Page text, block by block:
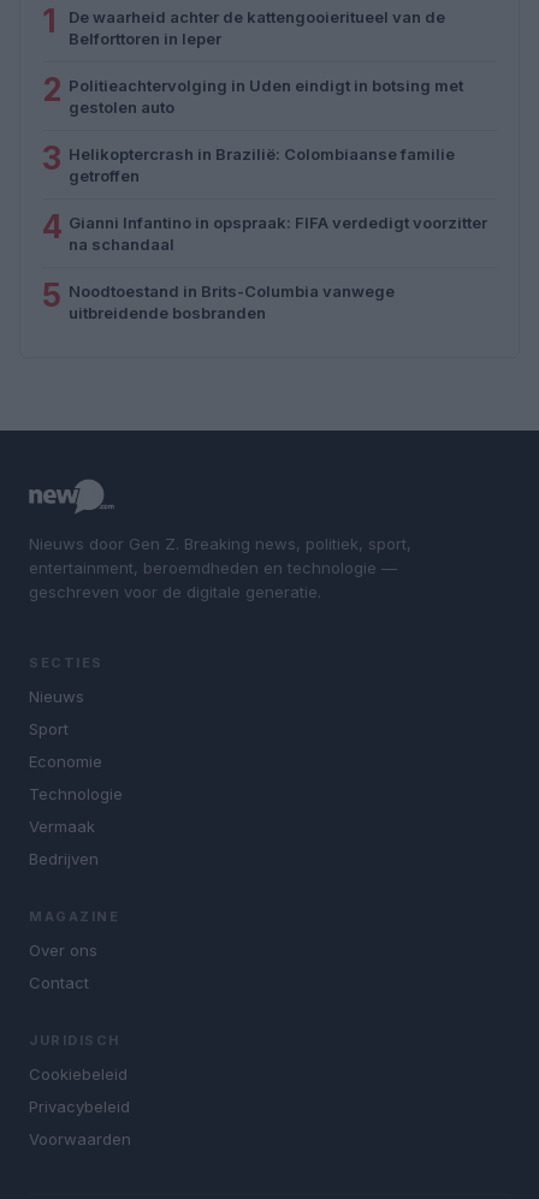
1
De waarheid achter de kattengooieritueel van de
Belforttoren in Ieper
2 Politieachtervolging in Uden eindigt in botsing met
gestolen auto
3 Helikoptercrash in Brazilië: Colombiaanse familie
getroffen
4 Gianni Infantino in opspraak: FIFA verdedigt voorzitter
na schandaal
5 Noodtoestand in Brits-Columbia vanwege
uitbreidende bosbranden
Nieuws door Gen Z. Breaking news, politiek, sport,
entertainment, beroemdheden en technologie —
geschreven voor de digitale generatie.
SECTIES
Nieuws
Sport
Economie
Technologie
Vermaak
Bedrijven
MAGAZINE
Over ons
Contact
JURIDISCH
Cookiebeleid
Privacybeleid
Voorwaarden